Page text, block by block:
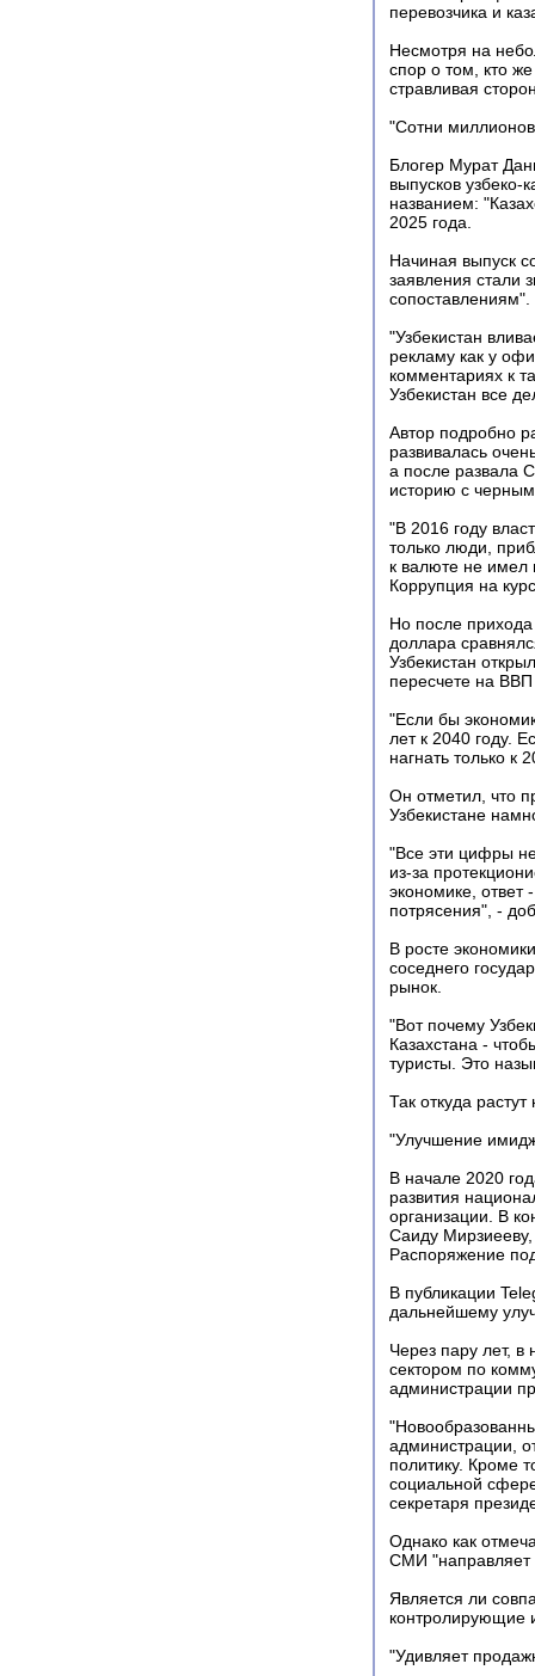
перевозчика и
Несмотря на
спор о том, кто
стравливая
"Сотни
Блогер Мурат
выпусков узбеко-
названием:
2025 года.
Начиная выпуск
заявления стали
сопоставлениям".
"Узбекистан
рекламу как у
комментариях к
Узбекистан все
Автор подробно
развивалась
а после развала
историю с
"В 2016 году
только люди,
к валюте не имел
Коррупция на
Но после прихода
доллара
Узбекистан
пересчете на ВВП
"Если бы
лет к 2040 году.
нагнать только к
Он отметил, что
Узбекистане
"Все эти цифры не
из-за
экономике, ответ
потрясения", -
В росте
соседнего
рынок.
"Вот почему
Казахстана -
туристы. Это
Так откуда растут
"Улучшение
В начале 2020
развития
организации. В
Саиду Мирзиееву,
Распоряжение
В публикации
дальнейшему
Через пару лет,
сектором по
администрации
администрации,
политику. Кроме
социальной
секретаря
Однако как
СМИ "направляет
Является ли
контролирующие
"Удивляет